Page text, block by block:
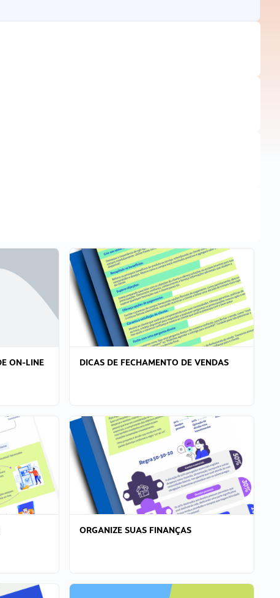
ON-LINE DICAS DE FECHAMENTO DE VENDAS
ORGANIZE SUAS FINANÇAS